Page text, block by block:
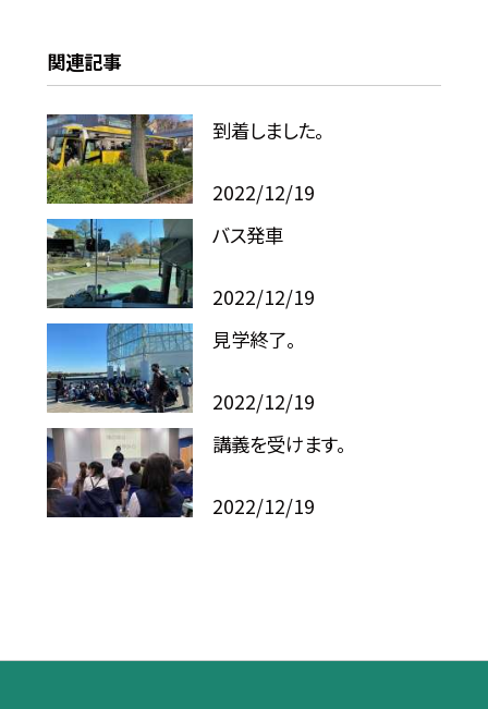
関連記事
到着しました。
2022/12/19
バス発車
2022/12/19
見学終了。
2022/12/19
講義を受けます。
2022/12/19